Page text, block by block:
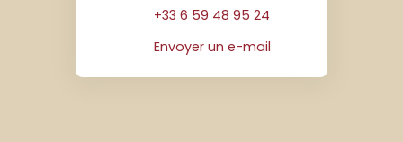
+33 6 59 48 95 24
Envoyer un e-mail